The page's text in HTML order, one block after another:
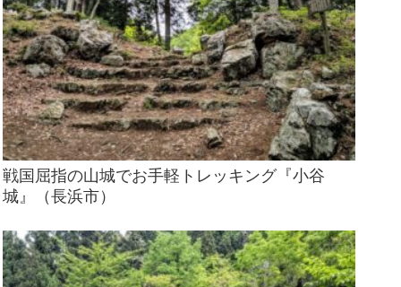
戦国屈指の山城でお手軽トレッキング『小谷
城』（長浜市）